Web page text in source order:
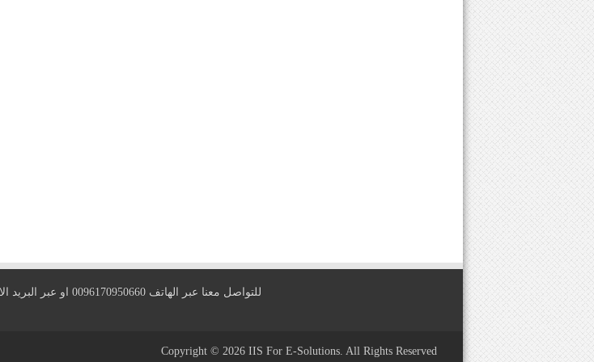
للتواصل معنا عبر الهاتف 0096170950660 او عبر البريد الالكتروني
Copyright © 2026 IIS For E-Solutions. All Rights Reserved